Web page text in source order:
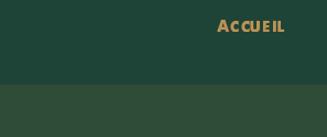
Accueil